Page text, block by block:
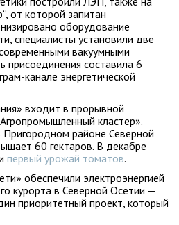
от которой запитан
оборудование
специалисты установили две
вакуумными
составила 6
канале энергетической
входит в прорывной
кластер».
районе Северной
60 гектаров. В декабре
первый урожай томатов.
обеспечили электроэнергией
курорта в Северной Осетии —
приоритетный проект, который